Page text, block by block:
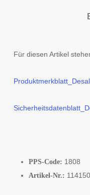
Für diesen Artikel
PPS-Code: 1808
Artikel-Nr.: